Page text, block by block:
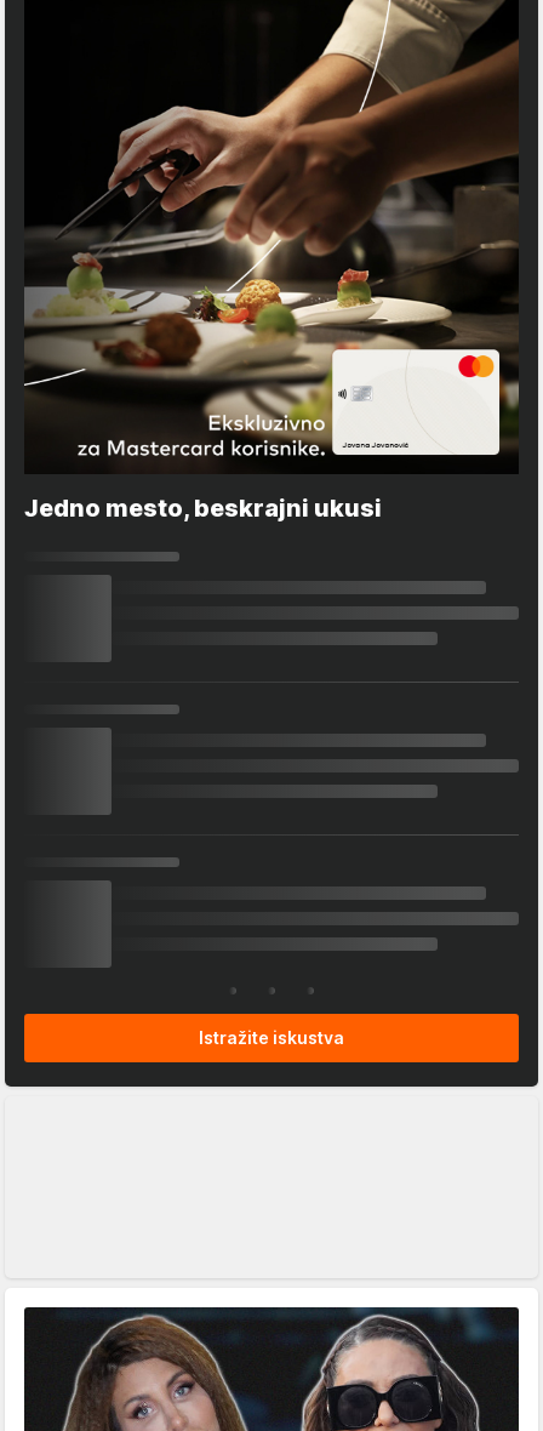
Jedno mesto, beskrajni ukusi
Istražite iskustva